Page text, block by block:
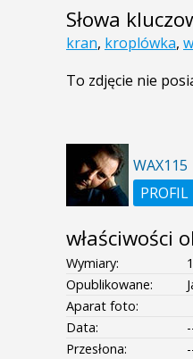
Słowa
kran, kroplówka,
To zdjęcie nie
WAX115
PROFIL
właściwości
Wymiary:
Opublikowane:
Aparat foto:
Data:
Przesłona: